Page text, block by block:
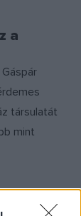
a
társulatát
mint